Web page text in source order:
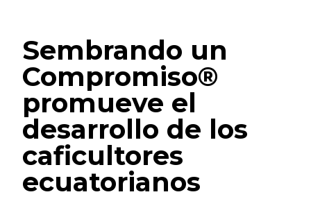
Sembrando un
Compromiso®
promueve el
desarrollo de los
caficultores
ecuatorianos